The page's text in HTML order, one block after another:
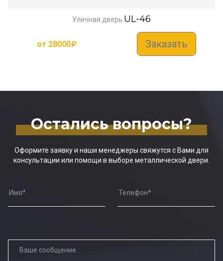
Уличная дверь UL-46
от 28000₽ Заказать
Остались вопросы?
Оформите заявку и наши менеджеры свяжутся с Вами для
консультации или помощи в выборе металлической двери.